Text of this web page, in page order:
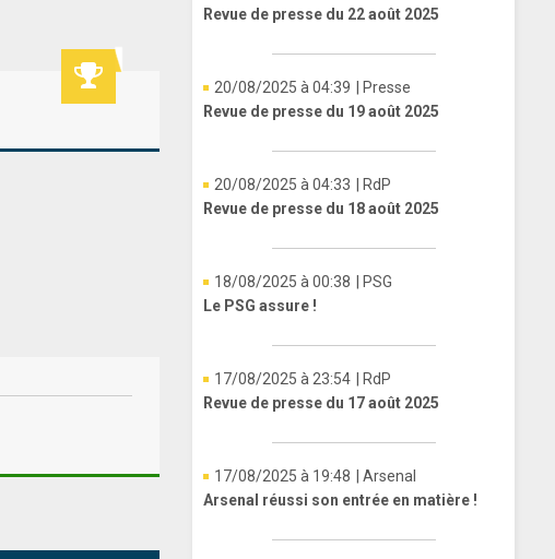
Revue de presse du 22 août 2025
20/08/2025 à 04:39
| Presse
Revue de presse du 19 août 2025
20/08/2025 à 04:33
| RdP
Revue de presse du 18 août 2025
18/08/2025 à 00:38
| PSG
Le PSG assure !
17/08/2025 à 23:54
| RdP
Revue de presse du 17 août 2025
17/08/2025 à 19:48
| Arsenal
Arsenal réussi son entrée en matière !